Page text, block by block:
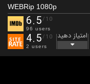
WEBRip 1080p
6.5/10
96 users
4.5/10
2 users
امتیاز دهید